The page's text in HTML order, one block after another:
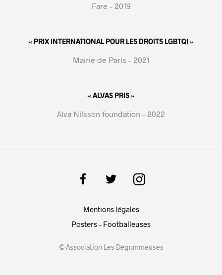
Fare – 2019
« PRIX INTERNATIONAL POUR LES DROITS LGBTQI »
Mairie de Paris – 2021
« ALVAS PRIS »
Alva Nilsson foundation – 2022
Mentions légales
Posters – Footballeuses
© Association Les Dégommeuses